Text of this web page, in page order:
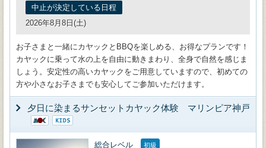
中止が決定している日程
2026年8月8日(土)
お子さまと一緒にカヤックとBBQを楽しめる、お得なプランです！
カヤックに乗って水の上を自由に動きまわり、全身で自然を感じま
しょう。安定性の高いカヤックをご用意していますので、初めての
方や小さなお子さまでも安心してご参加いただけます。
夕日に染まるサンセットカヤック体験 マリンピア神戸
総合レベル 初級